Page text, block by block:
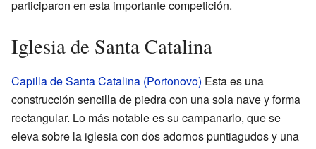
participaron en esta importante competición.
Iglesia de Santa Catalina
Capilla de Santa Catalina (Portonovo) Esta es una
construcción sencilla de piedra con una sola nave y forma
rectangular. Lo más notable es su campanario, que se
eleva sobre la iglesia con dos adornos puntiagudos y una